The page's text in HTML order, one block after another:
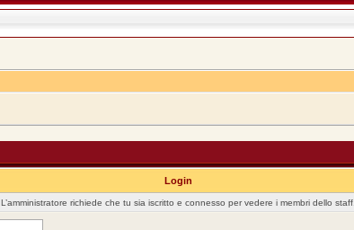
Login
L’amministratore richiede che tu sia iscritto e connesso per vedere i membri dello staff.